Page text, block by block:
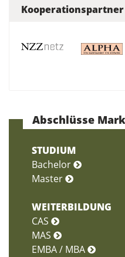
Kooperationspartner
Abschlüsse
STUDIUM
Bachelor
Master
WEITERBILDUNG
CAS
MAS
EMBA / MBA